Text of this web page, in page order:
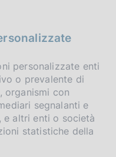
personalizzate enti
o prevalente di
organismi con
segnalanti e
e altri enti o società
statistiche della